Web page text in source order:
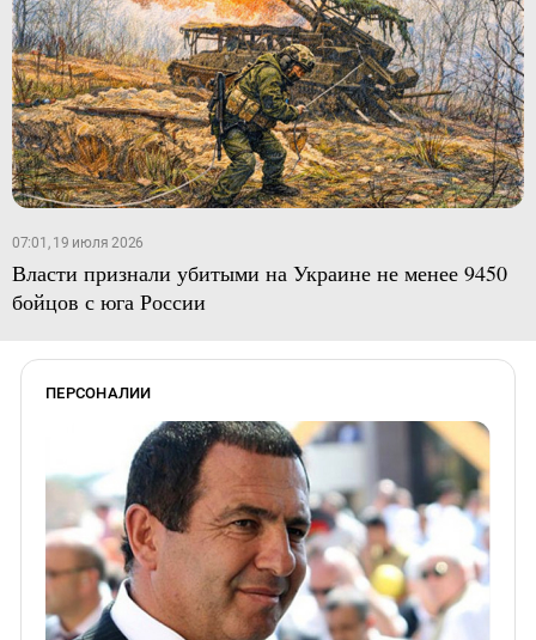
07:01, 19 июля 2026
Власти признали убитыми на Украине не менее 9450
бойцов с юга России
ПЕРСОНАЛИИ